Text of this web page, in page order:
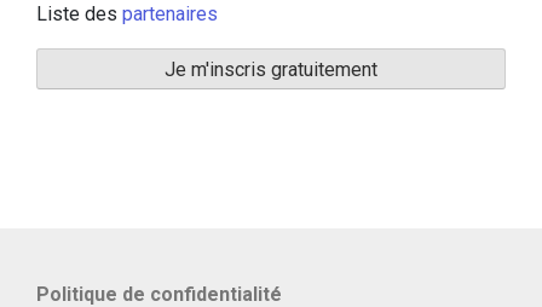
Liste des partenaires
Politique de confidentialité